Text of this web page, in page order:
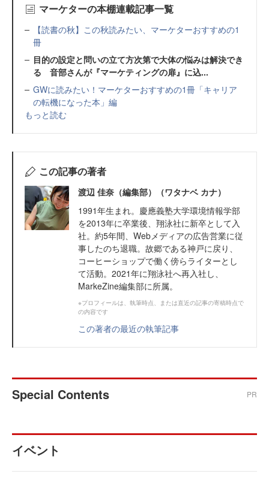
マーケターの本棚連載記事一覧
【読書の秋】この秋読みたい、マーケターおすすめの1
冊
目的の設定と問いの立て方次第で大体の悩みは解決でき
る 音部さんが『マーケティングの扉』に込...
GWに読みたい！マーケターおすすめの1冊「キャリア
の転機になった本」編
もっと読む
この記事の著者
渡辺 佳奈（編集部）（ワタナベ カナ）
1991年生まれ。慶應義塾大学環境情報学部
を2013年に卒業後、翔泳社に新卒として入
社。約5年間、Webメディアの広告営業に従
事したのち退職。故郷である神戸に戻り、
コーヒーショップで働く傍らライターとし
て活動。2021年に翔泳社へ再入社し、
MarkeZine編集部に所属。
※プロフィールは、執筆時点、または直近の記事の寄稿時点で
の内容です
この著者の最近の執筆記事
Special Contents PR
イベント